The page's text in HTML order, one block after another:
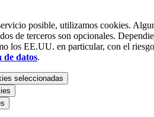
posible, utilizamos cookies.
de terceros son opcionales.
los EE.UU. en particular, con el
de datos.
seleccionadas